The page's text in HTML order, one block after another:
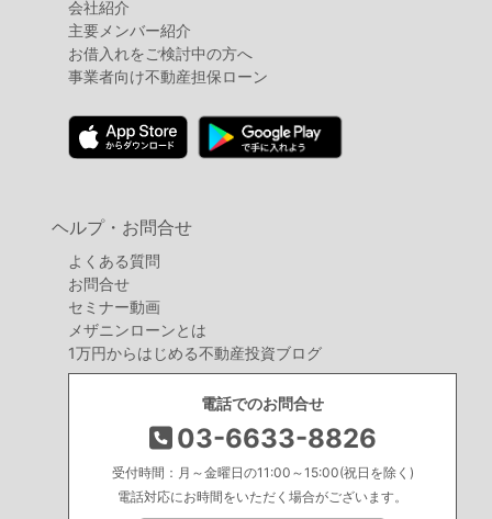
会社紹介
主要メンバー紹介
お借入れをご検討中の方へ
事業者向け不動産担保ローン
ヘルプ・お問合せ
よくある質問
お問合せ
セミナー動画
メザニンローンとは
1万円からはじめる不動産投資ブログ
電話でのお問合せ
03-6633-8826
受付時間：月～金曜日の11:00～15:00(祝日を除く)
電話対応にお時間をいただく場合がございます。